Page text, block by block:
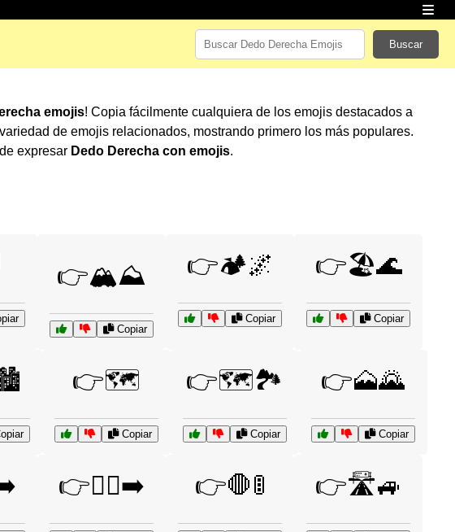
Buscar
emojis! Copia fácilmente cualquiera de los emojis destacados a
de emojis relacionados, mostrando primero los más populares.
expresar Dedo Derecha con emojis.
👉🏔️⛰️
Copiar
👉🏕️🌌
Copiar
👉🏖️🌊
Copiar
👉🗺️
Copiar
👉🗺️🏞️
Copiar
👉🗻🌄
Copiar
👉🚶‍♂️➡️ 👉🛑🚦 👉🛣️🚙